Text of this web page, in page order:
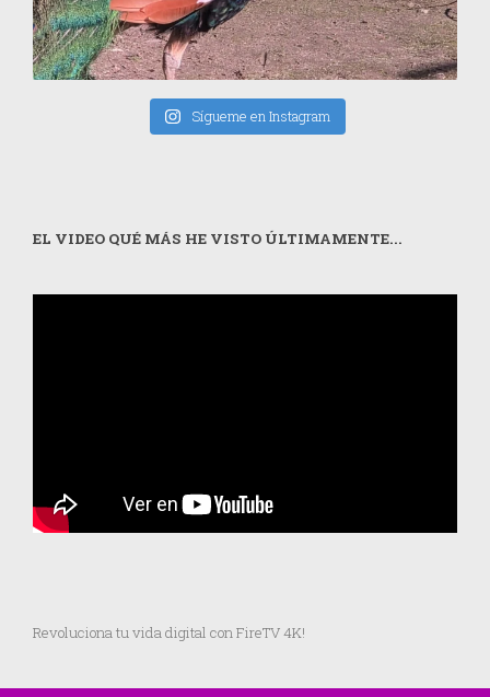
Sígueme en Instagram
EL VIDEO QUÉ MÁS HE VISTO ÚLTIMAMENTE...
Revoluciona tu vida digital con FireTV 4K!